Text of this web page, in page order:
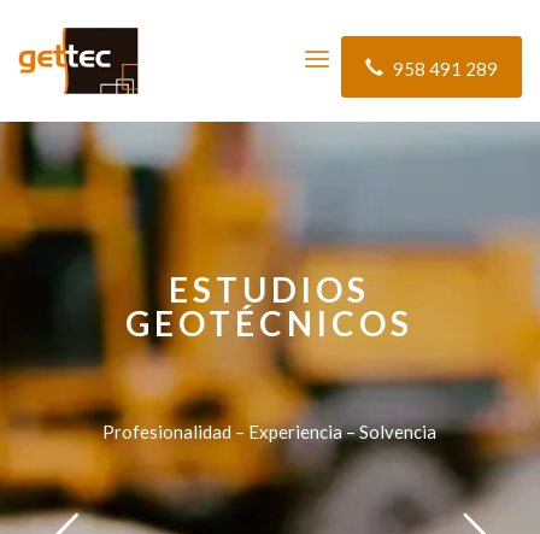
958 491 289
ESTUDIOS
GEOTÉCNICOS
Profesionalidad – Experiencia – Solvencia